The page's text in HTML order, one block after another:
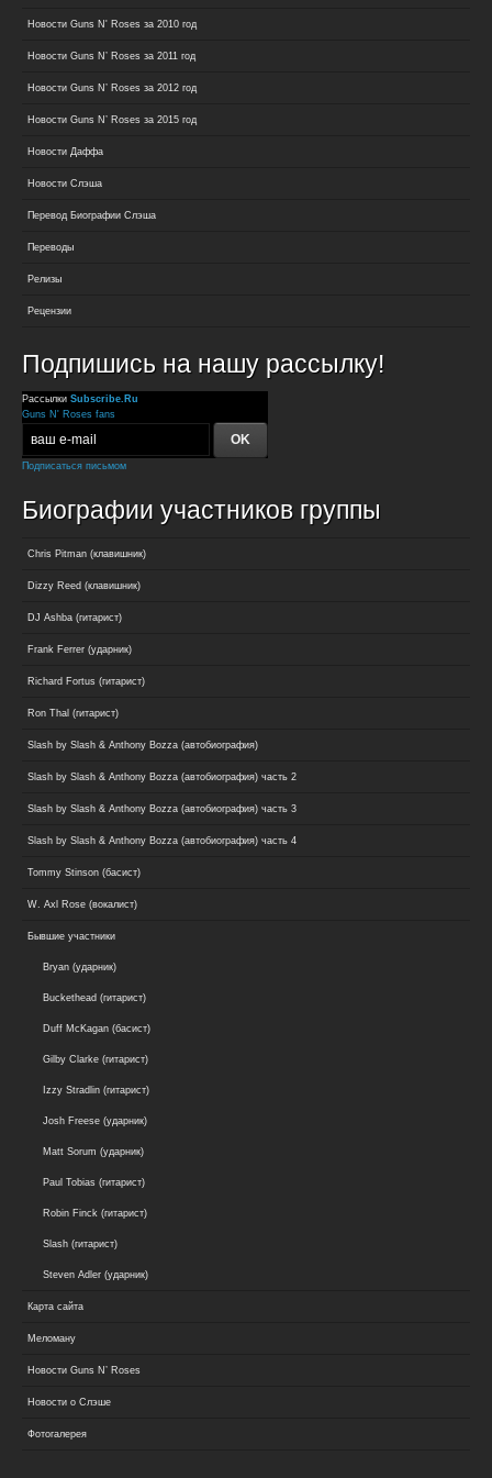
Новости Guns N' Roses за 2010 год
Новости Guns N’ Roses за 2011 год
Новости Guns N’ Roses за 2012 год
Новости Guns N’ Roses за 2015 год
Новости Даффа
Новости Слэша
Перевод Биографии Слэша
Переводы
Релизы
Рецензии
Подпишись на нашу рассылку!
Рассылки Subscribe.Ru
Guns N' Roses fans
Подписаться письмом
Биографии участников группы
Chris Pitman (клавишник)
Dizzy Reed (клавишник)
DJ Ashba (гитарист)
Frank Ferrer (ударник)
Richard Fortus (гитарист)
Ron Thal (гитарист)
Slash by Slash & Anthony Bozza (автобиография)
Slash by Slash & Anthony Bozza (автобиография) часть 2
Slash by Slash & Anthony Bozza (автобиография) часть 3
Slash by Slash & Anthony Bozza (автобиография) часть 4
Tommy Stinson (басист)
W. Axl Rose (вокалист)
Бывшие участники
Bryan (ударник)
Buckethead (гитарист)
Duff McKagan (басист)
Gilby Clarke (гитарист)
Izzy Stradlin (гитарист)
Josh Freese (ударник)
Matt Sorum (ударник)
Paul Tobias (гитарист)
Robin Finck (гитарист)
Slash (гитарист)
Steven Adler (ударник)
Карта сайта
Меломану
Новости Guns N’ Roses
Новости о Слэше
Фотогалерея